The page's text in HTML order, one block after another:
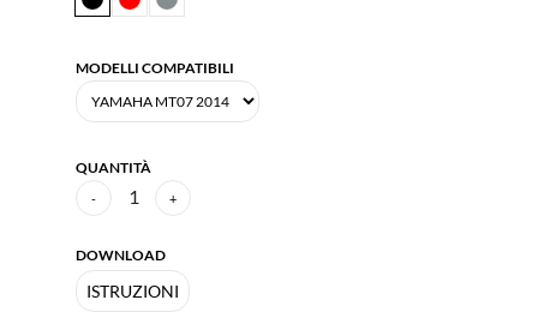
MODELLI COMPATIBILI
QUANTITÀ
- 1 +
DOWNLOAD
ISTRUZIONI